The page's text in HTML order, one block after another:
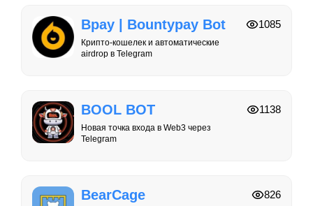
Bpay | Bountypay Bot
Крипто-кошелек и автоматические
airdrop в Telegram
1085
BOOL BOT
Новая точка входа в Web3 через
Telegram
1138
BearCage 826